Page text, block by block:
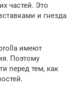
частей. Это
и гнезда
имеют
Поэтому
перед тем, как